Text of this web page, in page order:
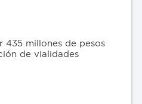
435 millones de pesos
de vialidades